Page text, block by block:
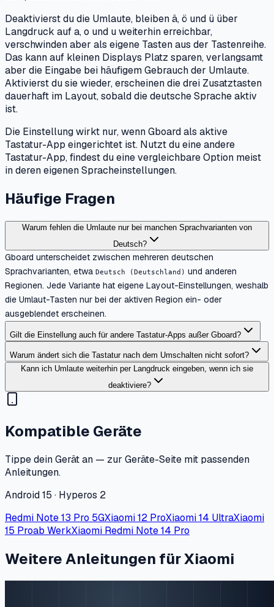
Deaktivierst du die Umlaute, bleiben ä, ö und ü über
Langdruck auf a, o und u weiterhin erreichbar,
verschwinden aber als eigene Tasten aus der Tastenreihe.
Das kann auf kleinen Displays Platz sparen, verlangsamt
aber die Eingabe bei häufigem Gebrauch der Umlaute.
Aktivierst du sie wieder, erscheinen die drei Zusatztasten
dauerhaft im Layout, sobald die deutsche Sprache aktiv
ist.
Die Einstellung wirkt nur, wenn Gboard als aktive
Tastatur-App eingerichtet ist. Nutzt du eine andere
Tastatur-App, findest du eine vergleichbare Option meist
in deren eigenen Spracheinstellungen.
Häufige Fragen
Warum fehlen die Umlaute nur bei manchen Sprachvarianten von
Deutsch?
Gboard unterscheidet zwischen mehreren deutschen
Sprachvarianten, etwa Deutsch (Deutschland) und anderen
Regionen. Jede Variante hat eigene Layout-Einstellungen, weshalb
die Umlaut-Tasten nur bei der aktiven Region ein- oder
ausgeblendet erscheinen.
Gilt die Einstellung auch für andere Tastatur-Apps außer Gboard?
Warum ändert sich die Tastatur nach dem Umschalten nicht sofort?
Kann ich Umlaute weiterhin per Langdruck eingeben, wenn ich sie
deaktiviere?
Kompatible Geräte
Tippe dein Gerät an — zur Geräte-Seite mit passenden
Anleitungen.
Android 15 · Hyperos 2
Redmi Note 13 Pro 5GXiaomi 12 ProXiaomi 14 UltraXiaomi
15 Proab WerkXiaomi Redmi Note 14 Pro
Weitere Anleitungen für Xiaomi